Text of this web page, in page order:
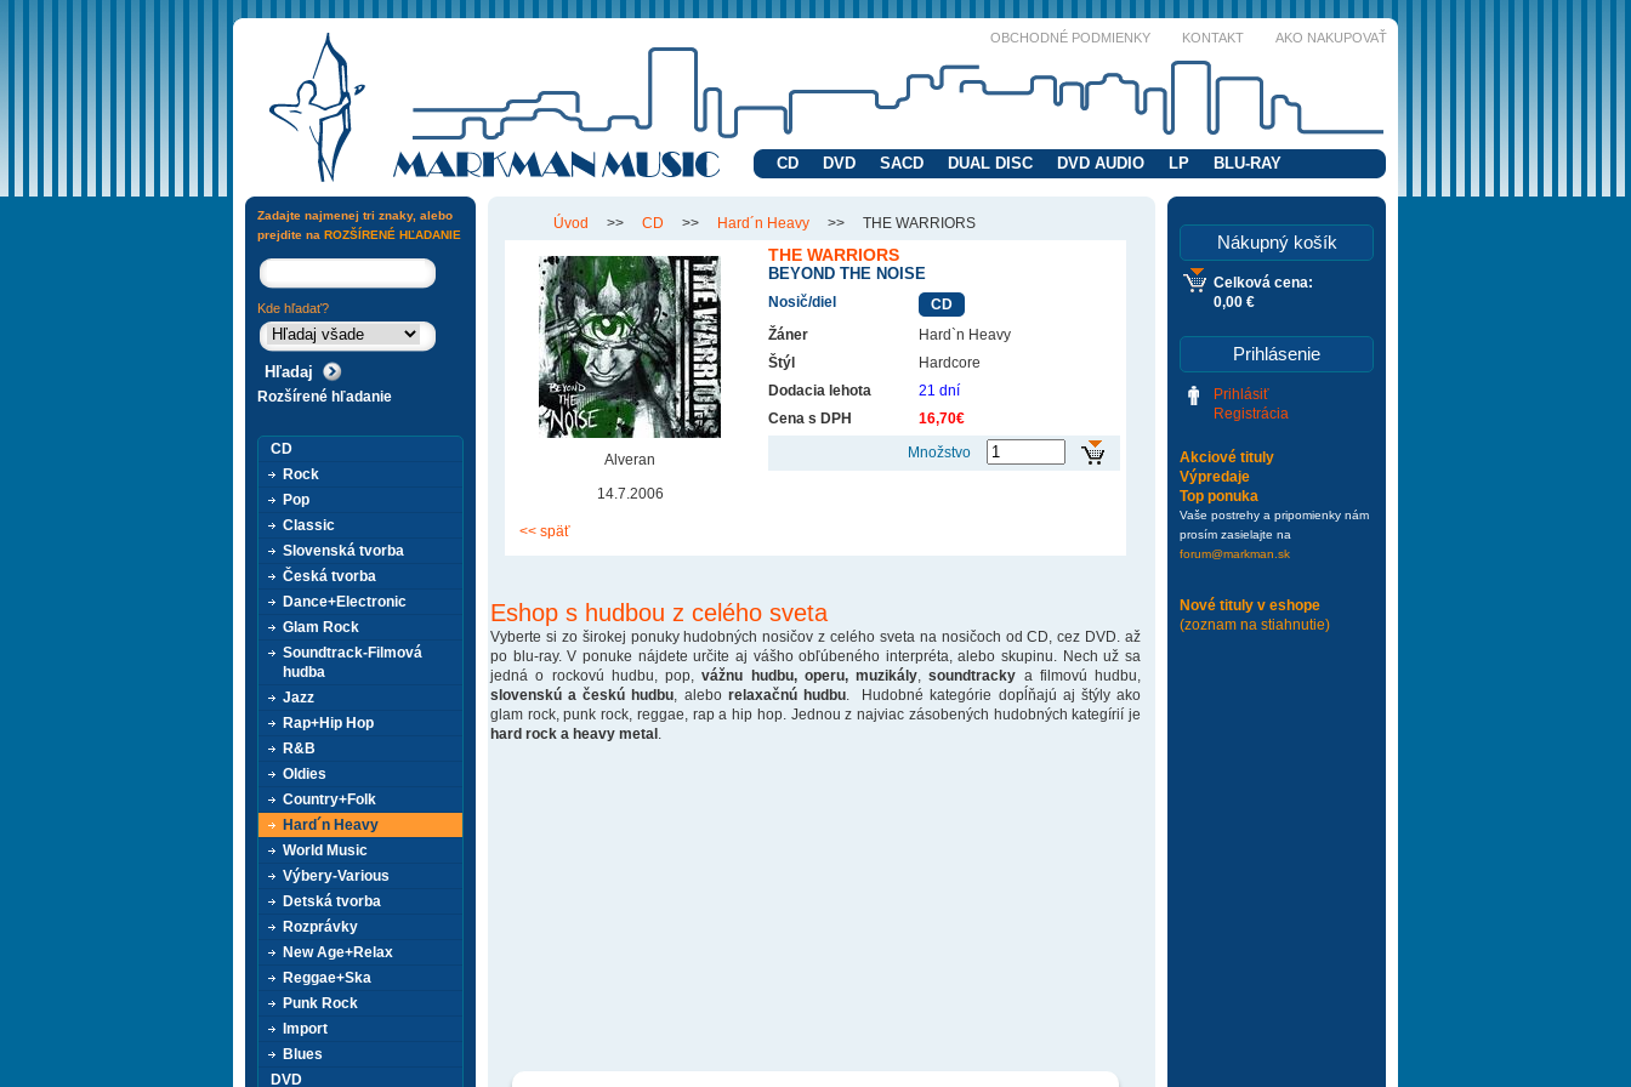
OBCHODNÉ PODMIENKY KONTAKT AKO NAKUPOVAŤ
CD DVD SACD DUAL DISC DVD AUDIO LP BLU-RAY
Úvod >> CD >> Hard´n Heavy >> THE WARRIORS
Alveran
14.7.2006
THE WARRIORS
BEYOND THE NOISE
Nosič/diel
CD
Žáner
Hard`n Heavy
Štýl
Hardcore
Dodacia lehota
21 dní
Cena s DPH
16,70€
Množstvo
<< späť
Eshop s hudbou z celého sveta
Vyberte si zo širokej ponuky hudobných nosičov z celého sveta na nosičoch od CD, cez DVD. až
po blu-ray. V ponuke nájdete určite aj vášho obľúbeného interpréta, alebo skupinu. Nech už sa
jedná o rockovú hudbu, pop,vážnu hudbu, operu, muzikály ,soundtracky a filmovú hudbu,
slovenskú a českú hudbu , alebo relaxačnú hudbu. Hudobné kategórie dopĺňajú aj štýly ako
glam rock, punk rock, reggae, rap a hip hop. Jednou z najviac zásobených hudobných kategírií je
hard rock a heavy metal
Nákupný košík
Celková cena:
0,00 €
Prihlásenie
Prihlásiť
Registrácia
Akciové tituly
Výpredaje
Top ponuka
Vaše postrehy a pripomienky nám
prosím zasielajte na
forum@markman.sk
Nové tituly v eshope
(zoznam na stiahnutie)
Zadajte najmenej tri znaky, alebo
prejdite na ROZŠÍRENÉ HĽADANIE
Kde hľadať?
Rozšírené hľadanie
CD
Rock
Pop
Classic
Slovenská tvorba
Česká tvorba
Dance+Electronic
Glam Rock
Soundtrack-Filmová
hudba
Jazz
Rap+Hip Hop
R&B
Oldies
Country+Folk
Hard´n Heavy
World Music
Výbery-Various
Detská tvorba
Rozprávky
New Age+Relax
Reggae+Ska
Punk Rock
Import
Blues
DVD